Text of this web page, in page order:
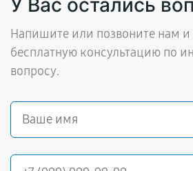
У Вас остались
Напишите или позвоните нам и
бесплатную консультацию по
вопросу.